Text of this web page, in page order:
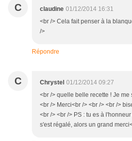
C claudine 01/12/2014 16:31
<br /> Cela fait penser à la
/>
Répondre
C Chrystel 01/12/2014 09:27
<br /> quelle belle recette ! Je
<br /> Merci<br /> <br /> <br />
<br /> <br /> PS : tu es à
s'est régalé, alors un grand